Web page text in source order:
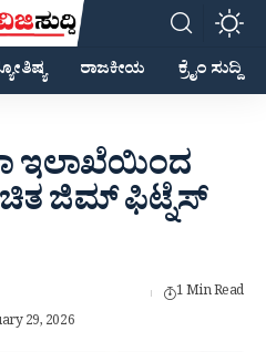
ರಾಜಕೀಯ ಕ್ರೈಂ ಸುದ್ದಿ
ಇಲಾಖೆಯಿಂದ
ಜಿಮ್‌ ಫಿಟ್ನೆಸ್
29, 2026
1 Min Read